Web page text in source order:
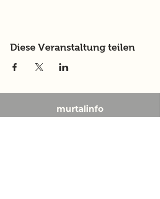
Diese Veranstaltung teilen
murtalinfo